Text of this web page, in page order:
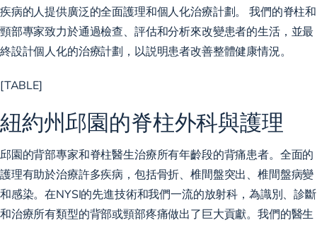
疾病的人提供廣泛的全面護理和個人化治療計劃。 我們的脊柱和
頸部專家致力於通過檢查、評估和分析來改變患者的生活，並最
終設計個人化的治療計劃，以説明患者改善整體健康情況。
[TABLE]
紐約州邱園的脊柱外科與護理
邱園的背部專家和脊柱醫生治療所有年齡段的背痛患者。全面的
護理有助於治療許多疾病，包括骨折、椎間盤突出、椎間盤病變
和感染。在NYSI的先進技術和我們一流的放射科，為識別、診斷
和治療所有類型的背部或頸部疼痛做出了巨大貢獻。我們的醫生